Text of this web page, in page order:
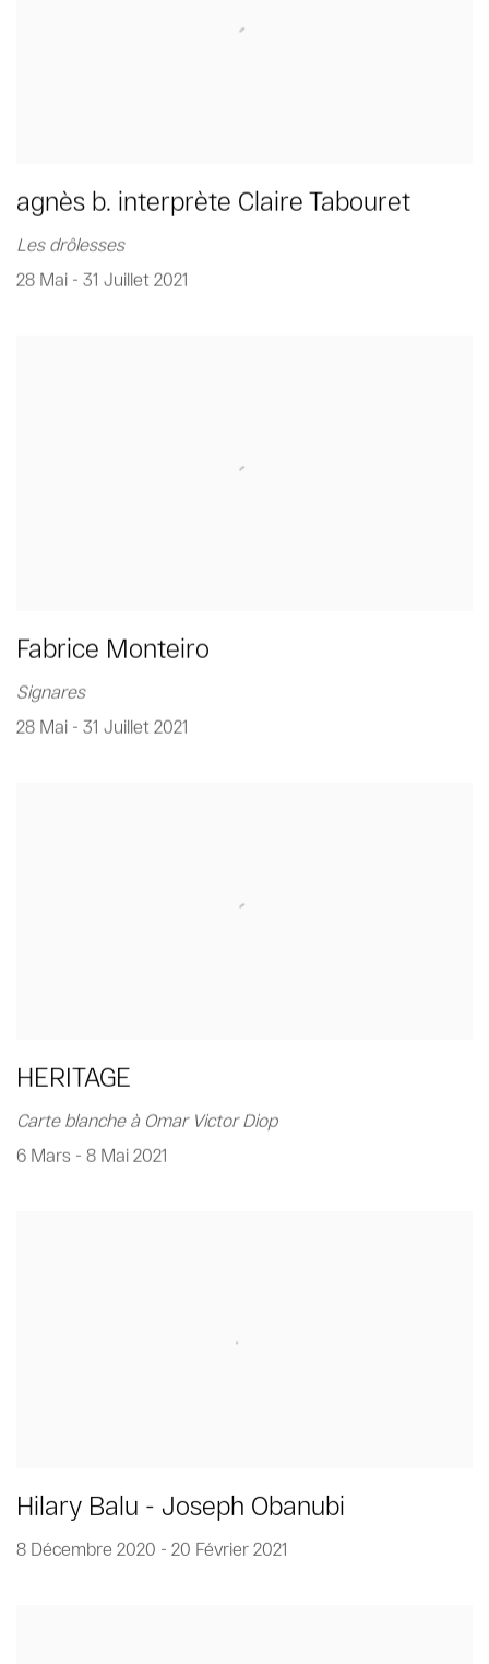
agnès b. interprète Claire Tabouret
Les drôlesses
28 Mai - 31 Juillet 2021
Fabrice Monteiro
Signares
28 Mai - 31 Juillet 2021
HERITAGE
Carte blanche à Omar Victor Diop
6 Mars - 8 Mai 2021
Hilary Balu - Joseph Obanubi
8 Décembre 2020 - 20 Février 2021